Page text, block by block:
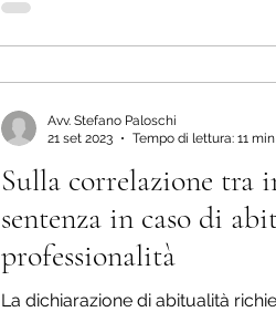
Sulla correlazione tra
sentenza in caso di
professionalità
La dichiarazione di abitualità
Avv. Stefano Paloschi
21 set 2023
Tempo di lettura: 11 min